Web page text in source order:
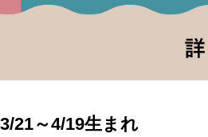
21～4/19生まれ